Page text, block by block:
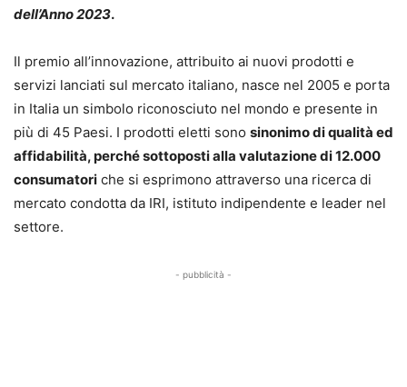
dell’Anno 2023.
Il premio all’innovazione, attribuito ai nuovi prodotti e
servizi lanciati sul mercato italiano, nasce nel 2005 e porta
in Italia un simbolo riconosciuto nel mondo e presente in
più di 45 Paesi. I prodotti eletti sono sinonimo di qualità ed
affidabilità, perché sottoposti alla valutazione di 12.000
consumatori che si esprimono attraverso una ricerca di
mercato condotta da IRI, istituto indipendente e leader nel
settore.
- pubblicità -